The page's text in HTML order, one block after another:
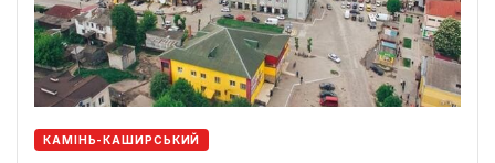
КАМІНЬ-КАШИРСЬКИЙ